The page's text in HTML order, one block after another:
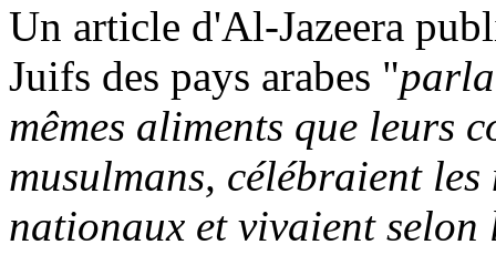
Un article d'Al-Jazeera
Juifs des pays arabes "
mêmes aliments que leurs
musulmans, célébraient les
nationaux et vivaient selon